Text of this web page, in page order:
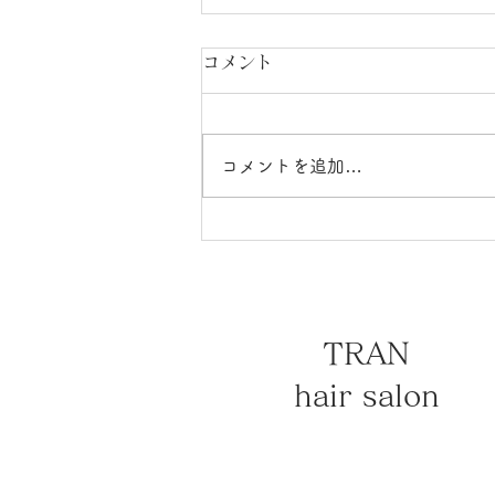
プライベート時間の読書『か
コメント
コメントを追加…
TRAN
hair salon